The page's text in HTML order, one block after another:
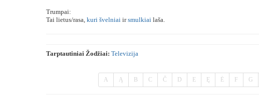
Trumpai:
Tai lietus/rasa, kuri švelniai irsmulkiai laša.
Tarptautiniai Žodžiai: Televizija
A Ą B C Č D E Ę Ė F G